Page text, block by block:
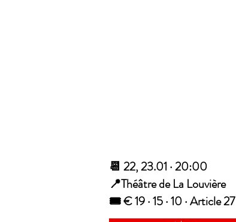
📆 22, 23.01 · 20:00
📍Théâtre de La Louvière
🎟️ € 19 · 15 · 10 · Article 27